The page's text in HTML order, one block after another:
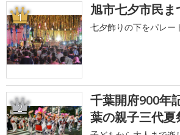
1 旭市七夕市民
七夕飾りの下をパレー
2
千葉開府900年
葉の親子三代